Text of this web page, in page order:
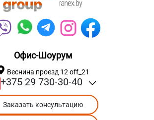
Офис-Шоурум
Веснина проезд 12 off_21
+375 29 730-30-40
Заказать консультацию